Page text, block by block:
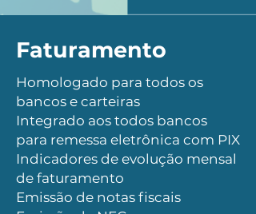
Faturamento
Homologado para todos os
bancos e carteiras
Integrado aos todos bancos
para remessa eletrônica com PIX
Indicadores de evolução mensal
de faturamento
Emissão de notas fiscais